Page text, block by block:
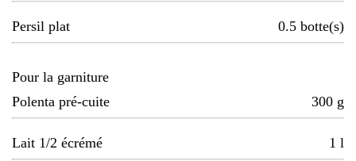
Persil plat 0.5 botte(s)
Pour la garniture
Polenta pré-cuite
300 g
Lait 1/2 écrémé 1 l